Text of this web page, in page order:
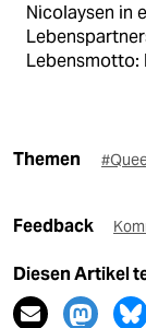
Nicolaysen in
Lebensmotto:
Themen
Feedback
Diesen Artikel